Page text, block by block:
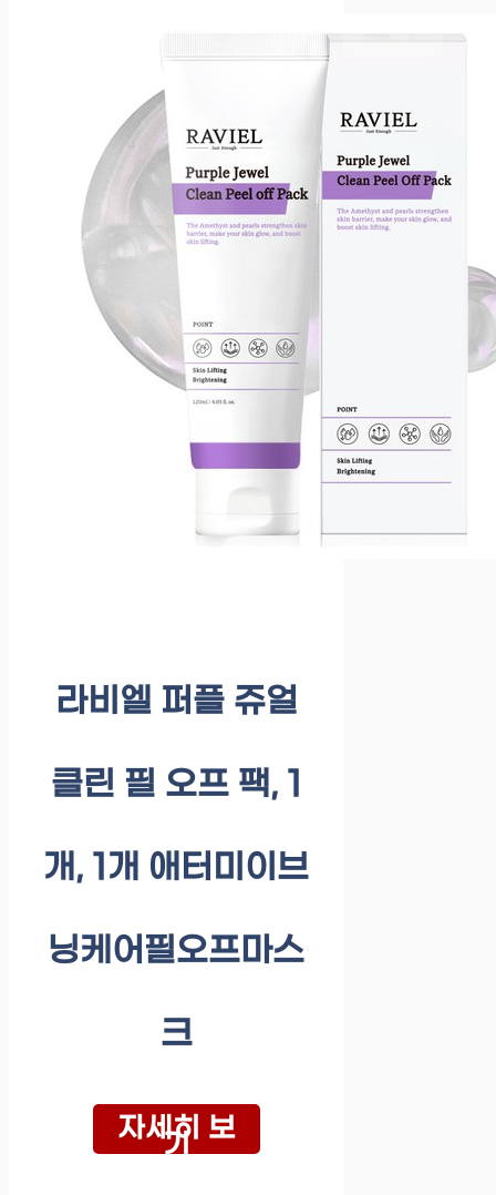
라비엘 퍼플 쥬얼
클린 필 오프 팩, 1
개, 1개 애터미이브
닝케어필오프마스
크
자세히 보
기